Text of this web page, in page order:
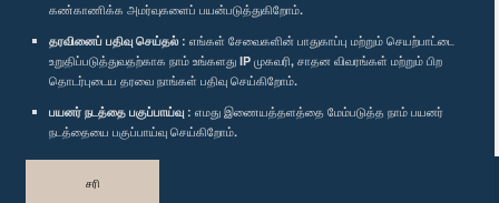
கண்காணிக்க அமர்வுகளைப் பயன்படுத்துகிறோம்.
தரவினைப் பதிவு செய்தல் : எங்கள் சேவைகளின் பாதுகாப்பு மற்றும் செயற்பாட்டை
உறுதிப்படுத்துவதற்காக நாம் உங்களது IP முகவரி, சாதன விவரங்கள் மற்றும் பிற
தொடர்புடைய தரவை நாங்கள் பதிவு செய்கிறோம்.
பயனர் நடத்தை பகுப்பாய்வு : எமது இணையத்தளத்தை மேம்படுத்த நாம் பயனர்
நடத்தையை பகுப்பாய்வு செய்கிறோம்.
சரி
விருதுகள்
தனியுரிமைக் கொள்கை